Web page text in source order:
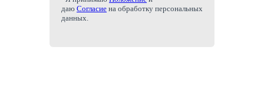
даю Согласие на обработку персональных
данных.